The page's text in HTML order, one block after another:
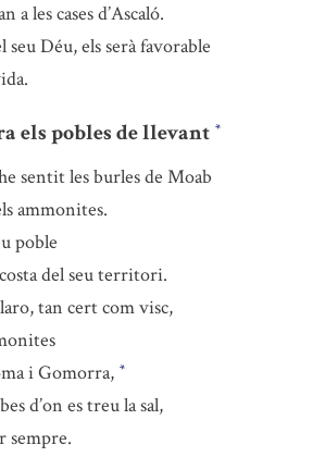
a les cases d’Ascaló.
seu Déu, els serà favorable
els pobles de llevant *
sentit les burles de Moab
ammonites.
poble
del seu territori.
tan cert com visc,
i Gomorra, *
d’on es treu la sal,
sempre.